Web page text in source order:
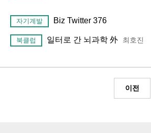
자기계발 Biz Twitter 376
북클럽 일터로 간 뇌과학 外 최호진
이전